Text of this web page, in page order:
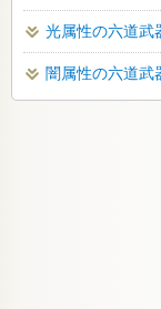
光属性の六道武
闇属性の六道武